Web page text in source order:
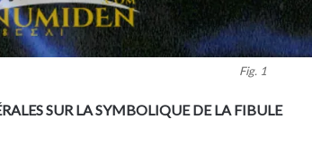
Fig. 1
SUR LA SYMBOLIQUE DE LA FIBULE